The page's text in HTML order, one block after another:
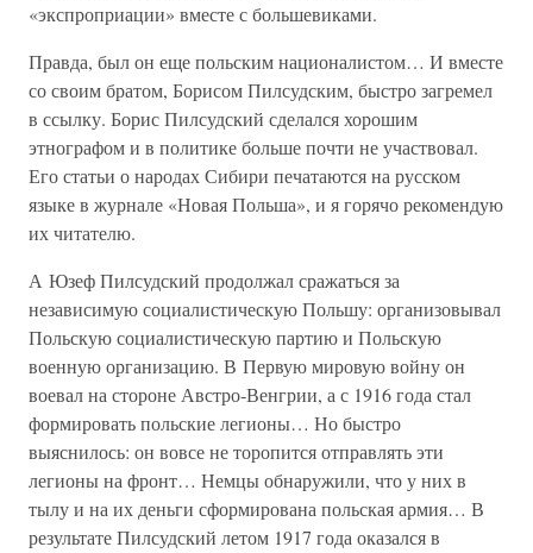
«экспроприации» вместе с большевиками.
Правда, был он еще польским националистом… И вместе
со своим братом, Борисом Пилсудским, быстро загремел
в ссылку. Борис Пилсудский сделался хорошим
этнографом и в политике больше почти не участвовал.
Его статьи о народах Сибири печатаются на русском
языке в журнале «Новая Польша», и я горячо рекомендую
их читателю.
А Юзеф Пилсудский продолжал сражаться за
независимую социалистическую Польшу: организовывал
Польскую социалистическую партию и Польскую
военную организацию. В Первую мировую войну он
воевал на стороне Австро-Венгрии, а с 1916 года стал
формировать польские легионы… Но быстро
выяснилось: он вовсе не торопится отправлять эти
легионы на фронт… Немцы обнаружили, что у них в
тылу и на их деньги сформирована польская армия… В
результате Пилсудский летом 1917 года оказался в